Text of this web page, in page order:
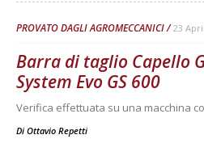
PROVATO DAGLI AGROMECCANICI 23
Barra di taglio Capello
System Evo GS 600
Verifica effettuata su una macchina
Di Ottavio Repetti